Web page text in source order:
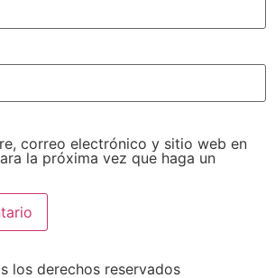
correo electrónico y sitio web en
la próxima vez que haga un
los derechos reservados